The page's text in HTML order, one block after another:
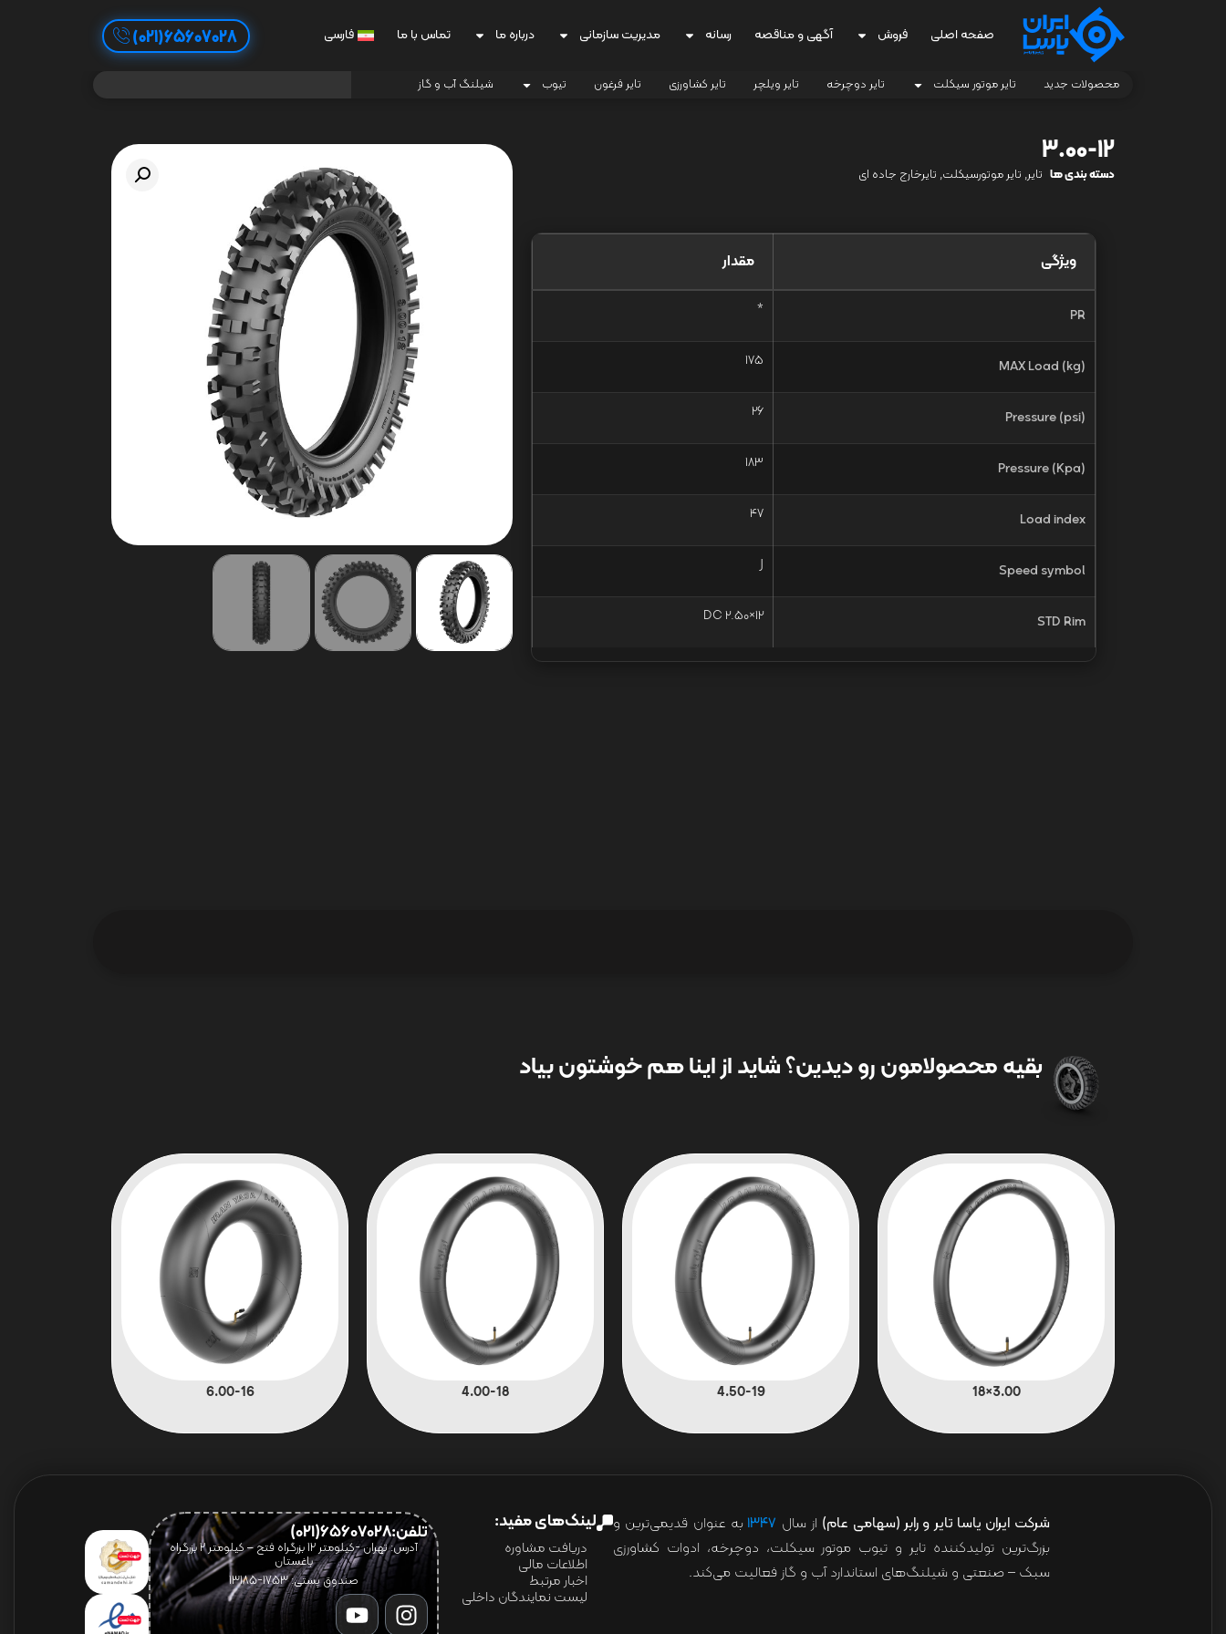
صفحه اصلی فروش آگهی و مناقصه رسانه مدیریت سازمانی درباره ما تماس با ما فارسی 65607028(021)
محصولات جدید تایر موتور سیکلت تایر دوچرخه تایر ویلچر تایر کشاورزی تایر فرغون تیوب شیلنگ آب و گاز
3.00-12
دسته بندی ها تایر, تایر موتورسیکلت, تایرخارج جاده ای
ویژگی مقدار
PR
*
MAX Load (kg)
175
Pressure (psi)
26
Pressure (Kpa)
183
Load index
47
Speed symbol
J
STD Rim
12×2.50 DC
بقیه محصولامون رو دیدین؟ شاید از اینا هم خوشتون بیاد
3.00×18
4.50-19
4.00-18
6.00-16
شرکت ایران یاسا تایر و رابر (سهامی عام) از سال ۱۳۴۷ به عنوان قدیمی‌ترین و
بزرگ‌ترین تولیدکننده تایر و تیوب موتور سیکلت، دوچرخه، ادوات کشاورزی
سبک – صنعتی و شیلنگ‌های استاندارد آب و گاز فعالیت می‌کند.
لینک‌های مفید:
دریافت مشاوره
اطلاعات مالی
اخبار مرتبط
لیست نمایندگان داخلی
تلفن:65607028(021)
آدرس: تهران -کیلومتر 12 بزرگراه فتح – کیلومتر ۲ بزرگراه
باغستان
صندوق پستی: 1753-13185